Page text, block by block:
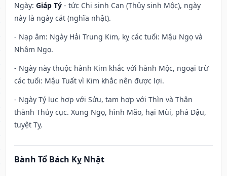
Ngày: Giáp Tý - tức Chi sinh Can (Thủy sinh Mộc), ngày
này là ngày cát (nghĩa nhật).
- Nạp âm: Ngày Hải Trung Kim, kỵ các tuổi: Mậu Ngọ và
Nhâm Ngọ.
- Ngày này thuộc hành Kim khắc với hành Mộc, ngoại trừ
các tuổi: Mậu Tuất vì Kim khắc nên được lợi.
- Ngày Tý lục hợp với Sửu, tam hợp với Thìn và Thân
thành Thủy cục. Xung Ngọ, hình Mão, hại Mùi, phá Dậu,
tuyệt Tỵ.
Bành Tổ Bách Kỵ Nhật